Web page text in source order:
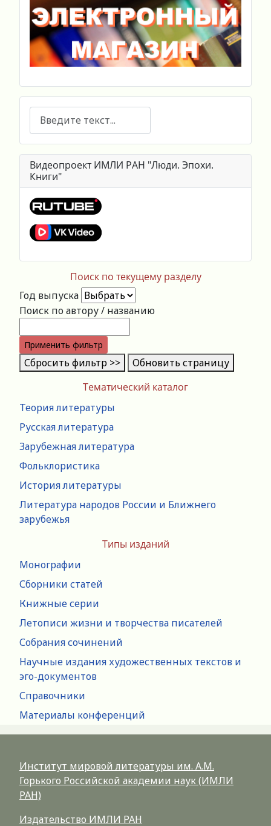
Тематический каталог
Теория литературы
Русская литература
Зарубежная литература
Фольклористика
История литературы
Литература народов России и Ближнего
зарубежья
Типы изданий
Монографии
Сборники статей
Книжные серии
Летописи жизни и творчества писателей
Собрания сочинений
Научные издания художественных текстов и
эго-документов
Справочники
Материалы конференций
Поиск
Видеопроект ИМЛИ РАН "Люди. Эпохи.
Книги"
Поиск по текущему разделу
Год выпуска
Поиск по автору / названию
Применить фильтр
Сбросить фильтр >> Обновить страницу
Институт мировой литературы им. А.М.
Горького Российской академии наук (ИМЛИ
РАН)
Издательство ИМЛИ РАН